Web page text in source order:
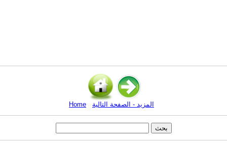
Home المزيد - الصفحة التالية